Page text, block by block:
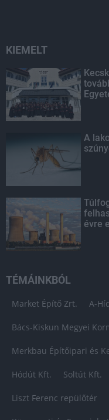
KIEMELT
A
évre
TÉMÁINKBÓL
Market Építő Zrt. A-
Bács-Kiskun Megyei
Merkbau Építőipari és
Hódút Kft. Soltút Kft.
Liszt Ferenc repülőtér